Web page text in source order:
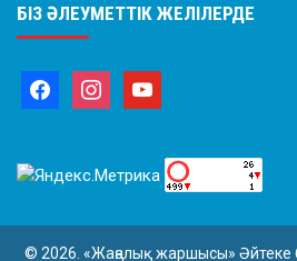
БІЗ ӘЛЕУМЕТТІК ЖЕЛІЛЕРДЕ
© 2026. «Жаңалық жаршысы» Әйтеке